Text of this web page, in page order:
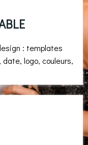
: templates
date, logo, couleurs,